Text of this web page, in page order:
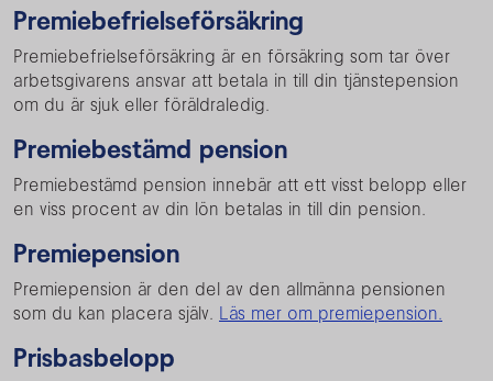
Premiebefrielseförsäkring
Premiebefrielseförsäkring är en försäkring som tar över
arbetsgivarens ansvar att betala in till din tjänstepension
om du är sjuk eller föräldraledig.
Premiebestämd pension
Premiebestämd pension innebär att ett visst belopp eller
en viss procent av din lön betalas in till din pension.
Premiepension
Premiepension är den del av den allmänna pensionen
som du kan placera själv. Läs mer om premiepension.
Prisbasbelopp